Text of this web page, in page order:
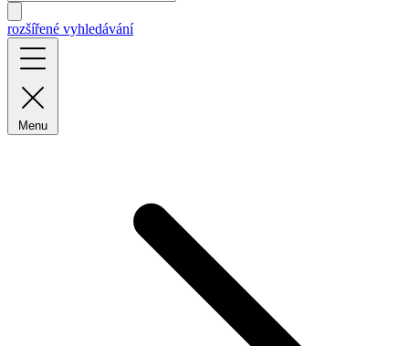
rozšířené vyhledávání
Menu